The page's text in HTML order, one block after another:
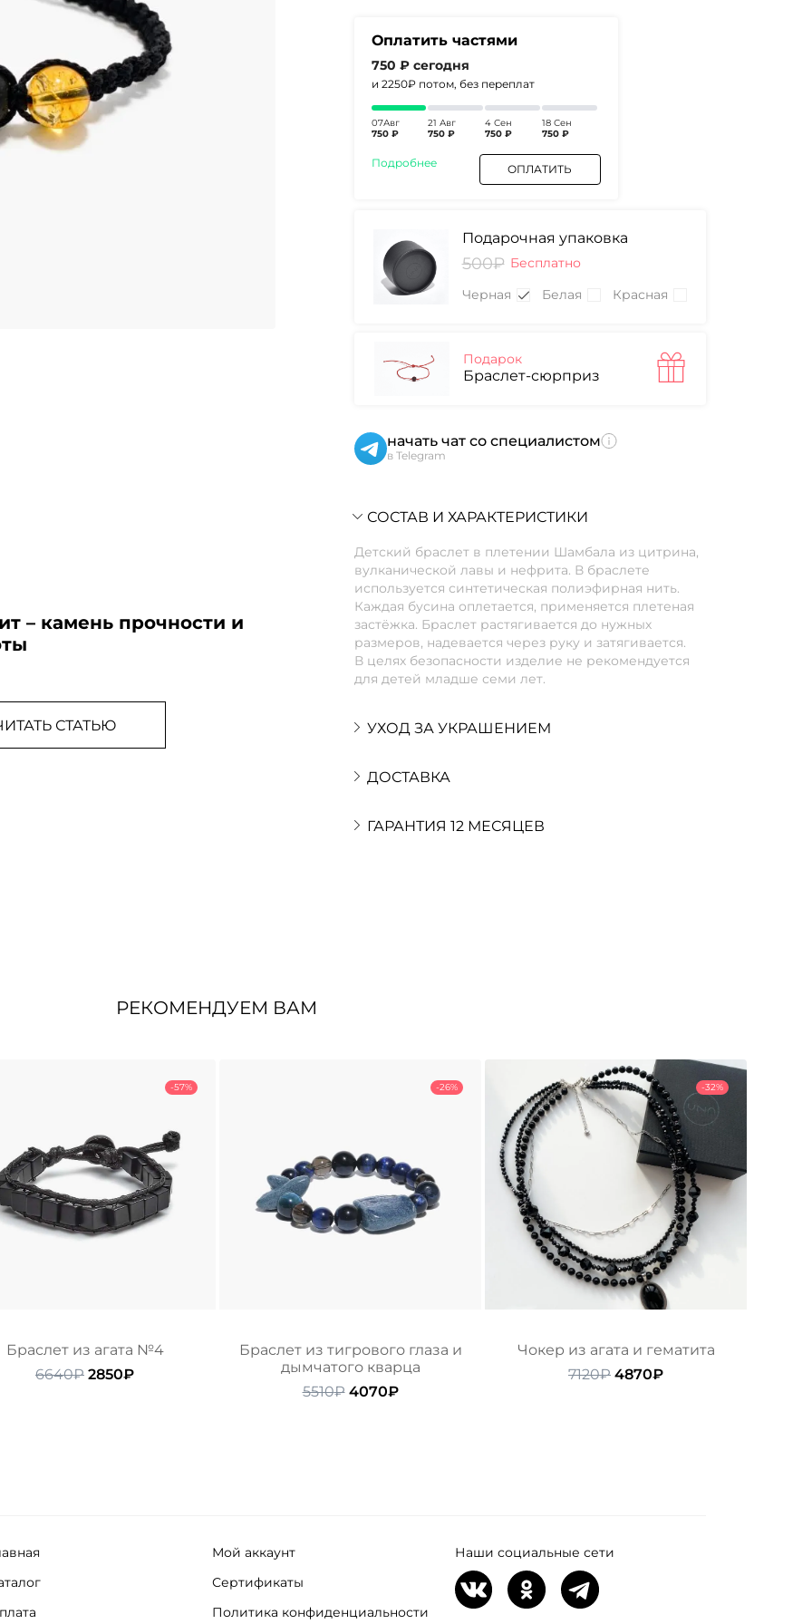
– камень прочности и
СТАТЬЮ
Оплатить частями
750 ₽ сегодня
и 2250₽ потом, без переплат
07Авг
750 ₽
21 Авг
750 ₽
4 Сен
750 ₽
18 Сен
750 ₽
Подробнее ОПЛАТИТЬ
Подарочная упаковка
500₽ Бесплатно
Черная
Белая Красная
Подарок
Браслет-сюрприз
начать чат со специалистом
в Telegram
СОСТАВ И ХАРАКТЕРИСТИКИ
Детский браслет в плетении Шамбала из цитрина,
вулканической лавы и нефрита. В браслете
используется синтетическая полиэфирная нить.
Каждая бусина оплетается, применяется плетеная
застёжка. Браслет растягивается до нужных
размеров, надевается через руку и затягивается.
В целях безопасности изделие не рекомендуется
для детей младше семи лет.
УХОД ЗА УКРАШЕНИЕМ
ДОСТАВКА
ГАРАНТИЯ 12 МЕСЯЦЕВ
РЕКОМЕНДУЕМ ВАМ
-57%
Браслет из агата №4
6640₽ Первоначальная
2850₽Текущая
-26%
Браслет из тигрового глаза и
дымчатого кварца
5510₽ Первоначальная
4070₽Текущая
-32%
Чокер из агата и гематита
7120₽ Первоначальная
4870₽Текущая
Мой аккаунт
Сертификаты
Политика конфиденциальности
Наши социальные сети